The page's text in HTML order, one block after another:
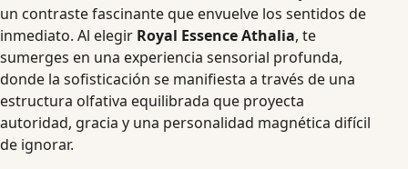
un contraste fascinante que envuelve los sentidos de
inmediato. Al elegir Royal Essence Athalia, te
sumerges en una experiencia sensorial profunda,
donde la sofisticación se manifiesta a través de una
estructura olfativa equilibrada que proyecta
autoridad, gracia y una personalidad magnética difícil
de ignorar.